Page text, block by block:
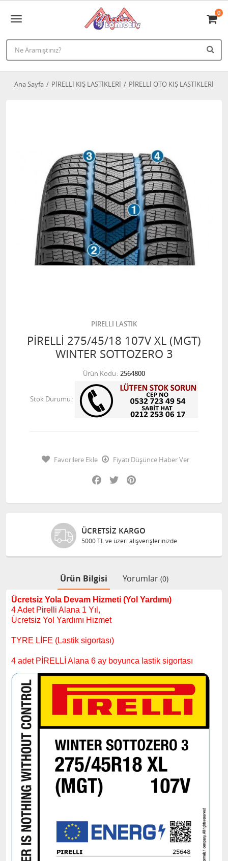
0
Ana Sayfa PİRELLİ KIŞ LASTİKLERİ PİRELLİ OTO KIŞ LASTİKLERİ
PİRELLİ LASTİK
PİRELLİ 275/45/18 107V XL (MGT)
WINTER SOTTOZERO 3
Ürün Kodu 2564800
Stok Durumu
Favorilere Ekle
Fiyatı Düşünce Haber Ver
Facebook
Twitter
ÜCRETSIZ KARGO
5000 TL ve üzeri alışverişlerinizde
Ürün Bilgisi Yorumlar (0)
Ücretsiz Yola Devam Hizmeti (Yol Yardımı)
4 Adet Pirelli Alana 1 Yıl,
Ücretsiz Yol Yardımı Hizmet
TYRE LİFE (Lastik sigortası)
4 adet PİRELLİ Alana 6 ay boyunca lastik sigortası